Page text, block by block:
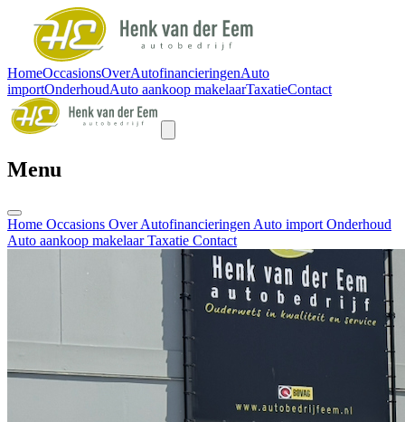
HomeOccasionsOverAutofinancieringenAuto
importOnderhoudAuto aankoop makelaarTaxatieContact
Menu
Home Occasions OverAutofinancieringen Auto import Onderhoud
Auto aankoop makelaarTaxatie Contact